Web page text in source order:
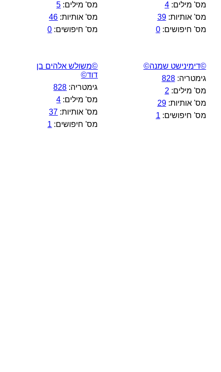
מס' מילים:4
מס' אותיות:39
מס' חיפושים:0
מס' מילים: 5
מס' אותיות: 46
מס' חיפושים: 0
©דימינישט שמנה©
גימטריה:828
מס' מילים: 2
מס' אותיות:29
מס' חיפושים: 1
©משולש אלהים בן
דוד©
גימטריה: 828
מס' מילים: 4
מס' אותיות: 37
מס' חיפושים: 1